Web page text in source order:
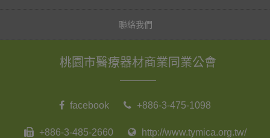
聯絡我們
桃園市醫療器材商業同業公會
facebook +886-3-475-1098
+886-3-485-2660 http://www.tymica.org.tw/